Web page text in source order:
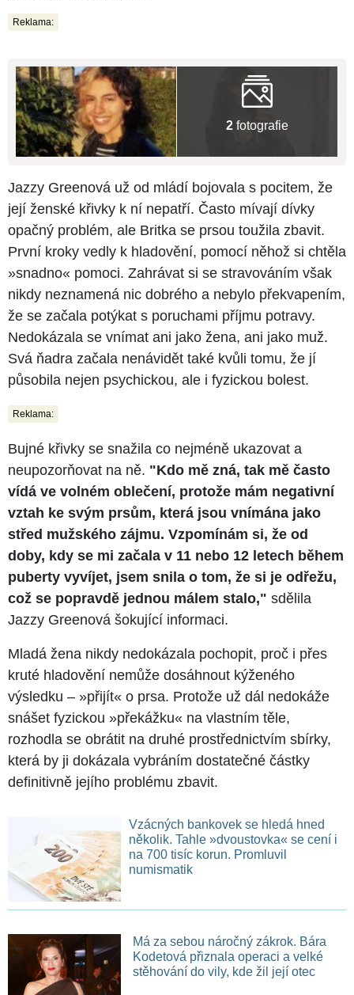
Reklama:
2 fotografie
Jazzy Greenová už od mládí bojovala s pocitem, že
její ženské křivky k ní nepatří. Často mívají dívky
opačný problém, ale Britka se prsou toužila zbavit.
První kroky vedly k hladovění, pomocí něhož si chtěla
»snadno« pomoci. Zahrávat si se stravováním však
nikdy neznamená nic dobrého a nebylo překvapením,
že se začala potýkat s poruchami příjmu potravy.
Nedokázala se vnímat ani jako žena, ani jako muž.
Svá ňadra začala nenávidět také kvůli tomu, že jí
působila nejen psychickou, ale i fyzickou bolest.
Reklama:
Bujné křivky se snažila co nejméně ukazovat a
neupozorňovat na ně. "Kdo mě zná, tak mě často
vídá ve volném oblečení, protože mám negativní
vztah ke svým prsům, která jsou vnímána jako
střed mužského zájmu. Vzpomínám si, že od
doby, kdy se mi začala v 11 nebo 12 letech během
puberty vyvíjet, jsem snila o tom, že si je odřežu,
což se popravdě jednou málem stalo," sdělila
Jazzy Greenová šokující informaci.
Mladá žena nikdy nedokázala pochopit, proč i přes
kruté hladovění nemůže dosáhnout kýženého
výsledku – »přijít« o prsa. Protože už dál nedokáže
snášet fyzickou »překážku« na vlastním těle,
rozhodla se obrátit na druhé prostřednictvím sbírky,
která by ji dokázala vybráním dostatečné částky
definitivně jejího problému zbavit.
Vzácných bankovek se hledá hned
několik. Tahle »dvoustovka« se cení i
na 700 tisíc korun. Promluvil
numismatik
Má za sebou náročný zákrok. Bára
Kodetová přiznala operaci a velké
stěhování do vily, kde žil její otec